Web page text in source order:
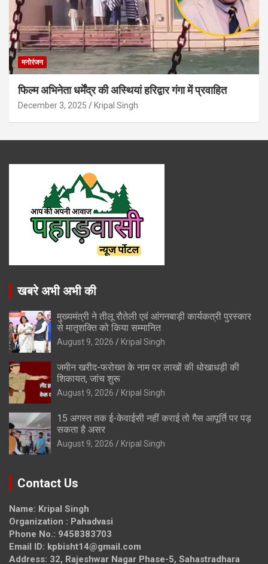
मनोरंजन
फिल्म अभिनेता धर्मेंद्र की अस्थियां हरिद्वार गंगा में प्रवाहित
December 3, 2025 Kripal Singh
खबरे अभी अभी की
मुख्यमंत्री ने तीलू रौतेली एवं आंगनबाड़ी कार्यकत्री पुरस्कार
से मातृशक्ति को किया सम्मानित
August 9, 2026 Kripal Singh
जमीन खरीद-फरोख्त के नाम पर लाखों की धोखाधड़ी की
शिकायत, जांच शुरू
August 9, 2026 Kripal Singh
15 अगस्त तक ई-केवाईसी नहीं कराई तो गैस आपूर्ति पर पड़
सकता है असर
August 9, 2026 Kripal Singh
Contact Us
Name: Kripal Singh
Organization : Pahadvasi
Phone No.: 9458383703
Email ID: kpbisht14@gmail.com
Address: 32, Rajeshwar Nagar Phase-5, Sahastradhara